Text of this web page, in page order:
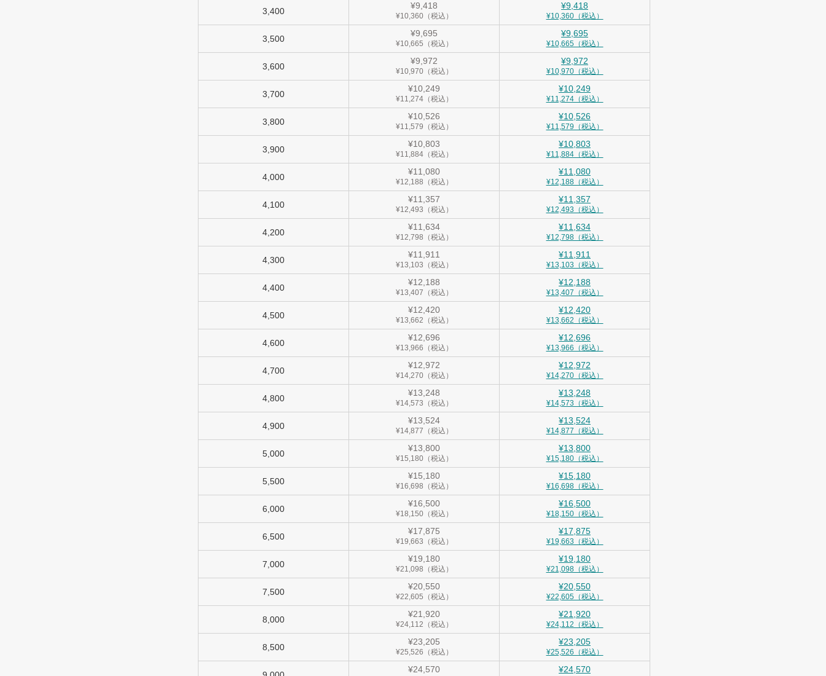
3,400
¥9,418
¥10,360（税込）
¥9,418
¥10,360（税込）
3,500
¥9,695
¥10,665（税込）
¥9,695
¥10,665（税込）
3,600
¥9,972
¥10,970（税込）
¥9,972
¥10,970（税込）
3,700
¥10,249
¥11,274（税込）
¥10,249
¥11,274（税込）
3,800
¥10,526
¥11,579（税込）
¥10,526
¥11,579（税込）
3,900
¥10,803
¥11,884（税込）
¥10,803
¥11,884（税込）
4,000
¥11,080
¥12,188（税込）
¥11,080
¥12,188（税込）
4,100
¥11,357
¥12,493（税込）
¥11,357
¥12,493（税込）
4,200
¥11,634
¥12,798（税込）
¥11,634
¥12,798（税込）
4,300
¥11,911
¥13,103（税込）
¥11,911
¥13,103（税込）
4,400
¥12,188
¥13,407（税込）
¥12,188
¥13,407（税込）
4,500
¥12,420
¥13,662（税込）
¥12,420
¥13,662（税込）
4,600
¥12,696
¥13,966（税込）
¥12,696
¥13,966（税込）
4,700
¥12,972
¥14,270（税込）
¥12,972
¥14,270（税込）
4,800
¥13,248
¥14,573（税込）
¥13,248
¥14,573（税込）
4,900
¥13,524
¥14,877（税込）
¥13,524
¥14,877（税込）
5,000
¥13,800
¥15,180（税込）
¥13,800
¥15,180（税込）
5,500
¥15,180
¥16,698（税込）
¥15,180
¥16,698（税込）
6,000
¥16,500
¥18,150（税込）
¥16,500
¥18,150（税込）
6,500
¥17,875
¥19,663（税込）
¥17,875
¥19,663（税込）
7,000
¥19,180
¥21,098（税込）
¥19,180
¥21,098（税込）
7,500
¥20,550
¥22,605（税込）
¥20,550
¥22,605（税込）
8,000
¥21,920
¥24,112（税込）
¥21,920
¥24,112（税込）
8,500
¥23,205
¥25,526（税込）
¥23,205
¥25,526（税込）
¥24,570 ¥24,570